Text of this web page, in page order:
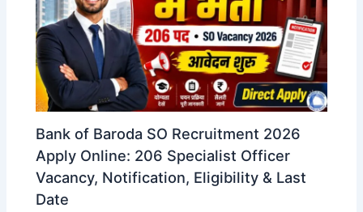
Bank of Baroda SO Recruitment 2026
Apply Online: 206 Specialist Officer
Vacancy, Notification, Eligibility & Last
Date